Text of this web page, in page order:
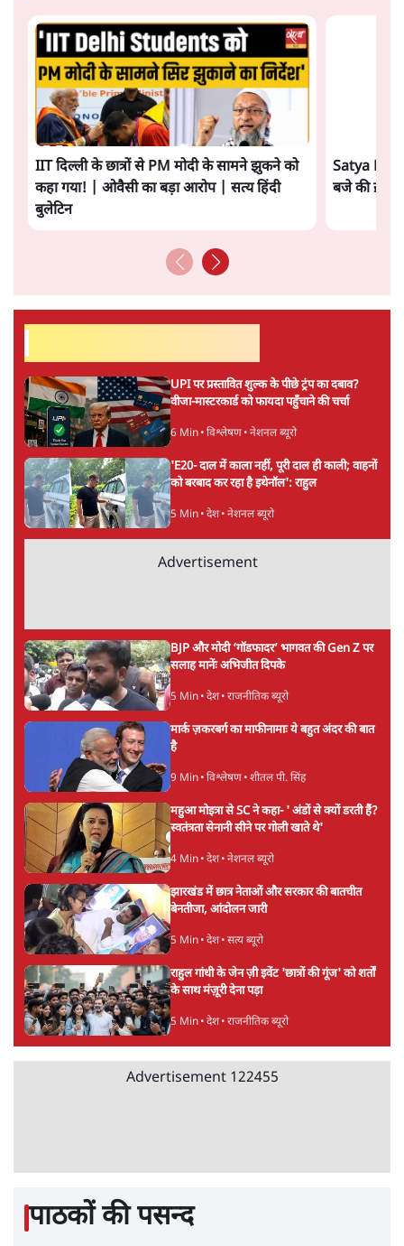
IIT दिल्ली के छात्रों से PM मोदी के सामने झुकने को
कहा गया! | ओवैसी का बड़ा आरोप | सत्य हिंदी
बुलेटिन
Satya
बजे की ख़बरें
UPI पर प्रस्तावित शुल्क के पीछे ट्रंप का दबाव?
वीजा-मास्टरकार्ड को फायदा पहुँचाने की चर्चा
6 Min• विश्लेषण• नेशनल ब्यूरो
'E20- दाल में काला नहीं, पूरी दाल ही काली; वाहनों
को बरबाद कर रहा है इथेनॉल': राहुल
5 Min• देश• नेशनल ब्यूरो
Advertisement
BJP और मोदी ‘गॉडफादर’ भागवत की Gen Z पर
सलाह मानेंः अभिजीत दिपके
5 Min• देश• राजनीतिक ब्यूरो
मार्क ज़करबर्ग का माफीनामाः ये बहुत अंदर की बात
है
9 Min• विश्लेषण• शीतल पी. सिंह
महुआ मोइत्रा से SC ने कहा- ' अंडों से क्यों डरती हैं?
स्वतंत्रता सेनानी सीने पर गोली खाते थे'
4 Min• देश• नेशनल ब्यूरो
झारखंड में छात्र नेताओं और सरकार की बातचीत
बेनतीजा, आंदोलन जारी
5 Min• देश• सत्य ब्यूरो
राहुल गांधी के जेन ज़ी इवेंट 'छात्रों की गूंज' को शर्तों
के साथ मंज़ूरी देना पड़ा
5 Min• देश• राजनीतिक ब्यूरो
Advertisement 122455
पाठकों की पसन्द